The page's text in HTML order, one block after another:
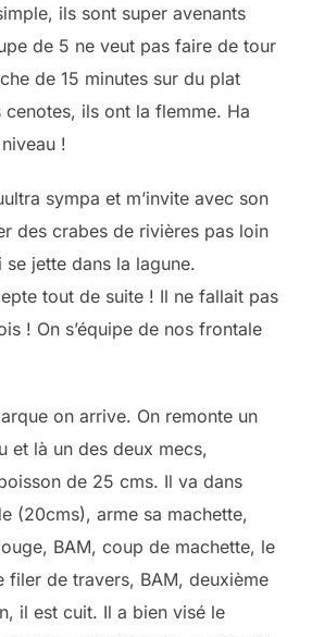
ils sont super avenants
de 5 ne veut pas faire de tour
de 15 minutes sur du plat
ils ont la flemme. Ha
!
sympa et m’invite avec son
des crabes de rivières pas loin
jette dans la lagune.
tout de suite ! Il ne fallait pas
! On s’équipe de nos frontale
on arrive. On remonte un
et là un des deux mecs,
de 25 cms. Il va dans
(20cms), arme sa machette,
BAM, coup de machette, le
filer de travers, BAM, deuxième
il est cuit. Il a bien visé le